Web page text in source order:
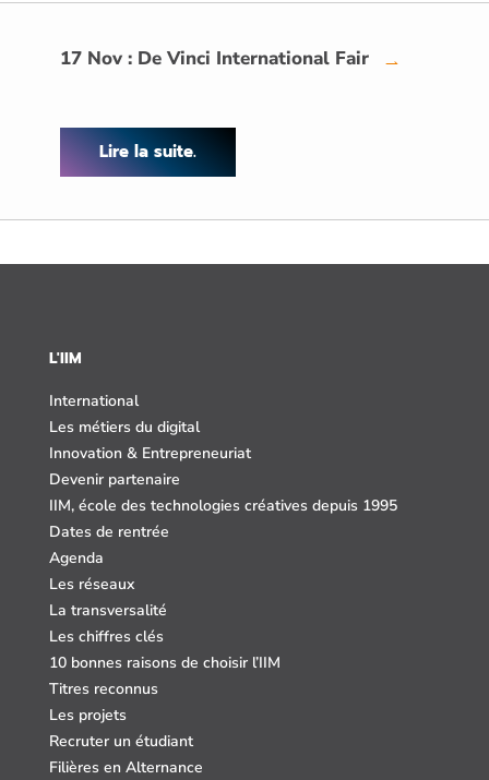
17 Nov : De Vinci International Fair →
Lire la suite.
L'IIM
International
Les métiers du digital
Innovation & Entrepreneuriat
Devenir partenaire
IIM, école des technologies créatives depuis 1995
Dates de rentrée
Agenda
Les réseaux
La transversalité
Les chiffres clés
10 bonnes raisons de choisir l’IIM
Titres reconnus
Les projets
Recruter un étudiant
Filières en Alternance